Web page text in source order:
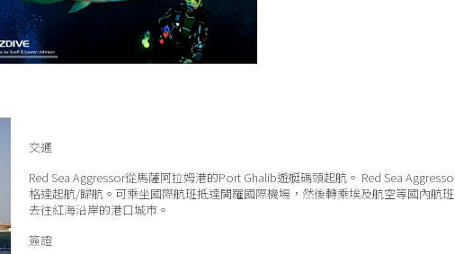
交通
Red Sea Aggressor從馬薩阿拉姆港的Port Ghalib遊艇碼頭起航。 Red Sea
格達起航/歸航。可乘坐國際航班抵達開羅國際機場，然後轉乘埃及航空等國內航
去往紅海沿岸的港口城市。
簽證